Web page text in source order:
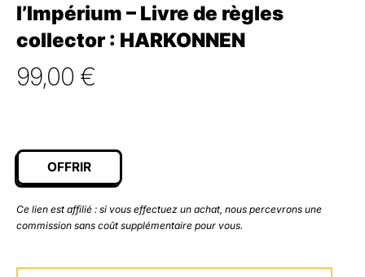
l’Impérium – Livre de règles
collector : HARKONNEN
99,00 €
OFFRIR
Ce lien est affilié : si vous effectuez un achat, nous percevrons une
commission sans coût supplémentaire pour vous.